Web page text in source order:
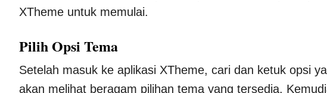
XTheme untuk memulai.
Pilih Opsi Tema
Setelah masuk ke aplikasi XTheme, cari dan ketuk opsi
akan melihat beragam pilihan tema yang tersedia.